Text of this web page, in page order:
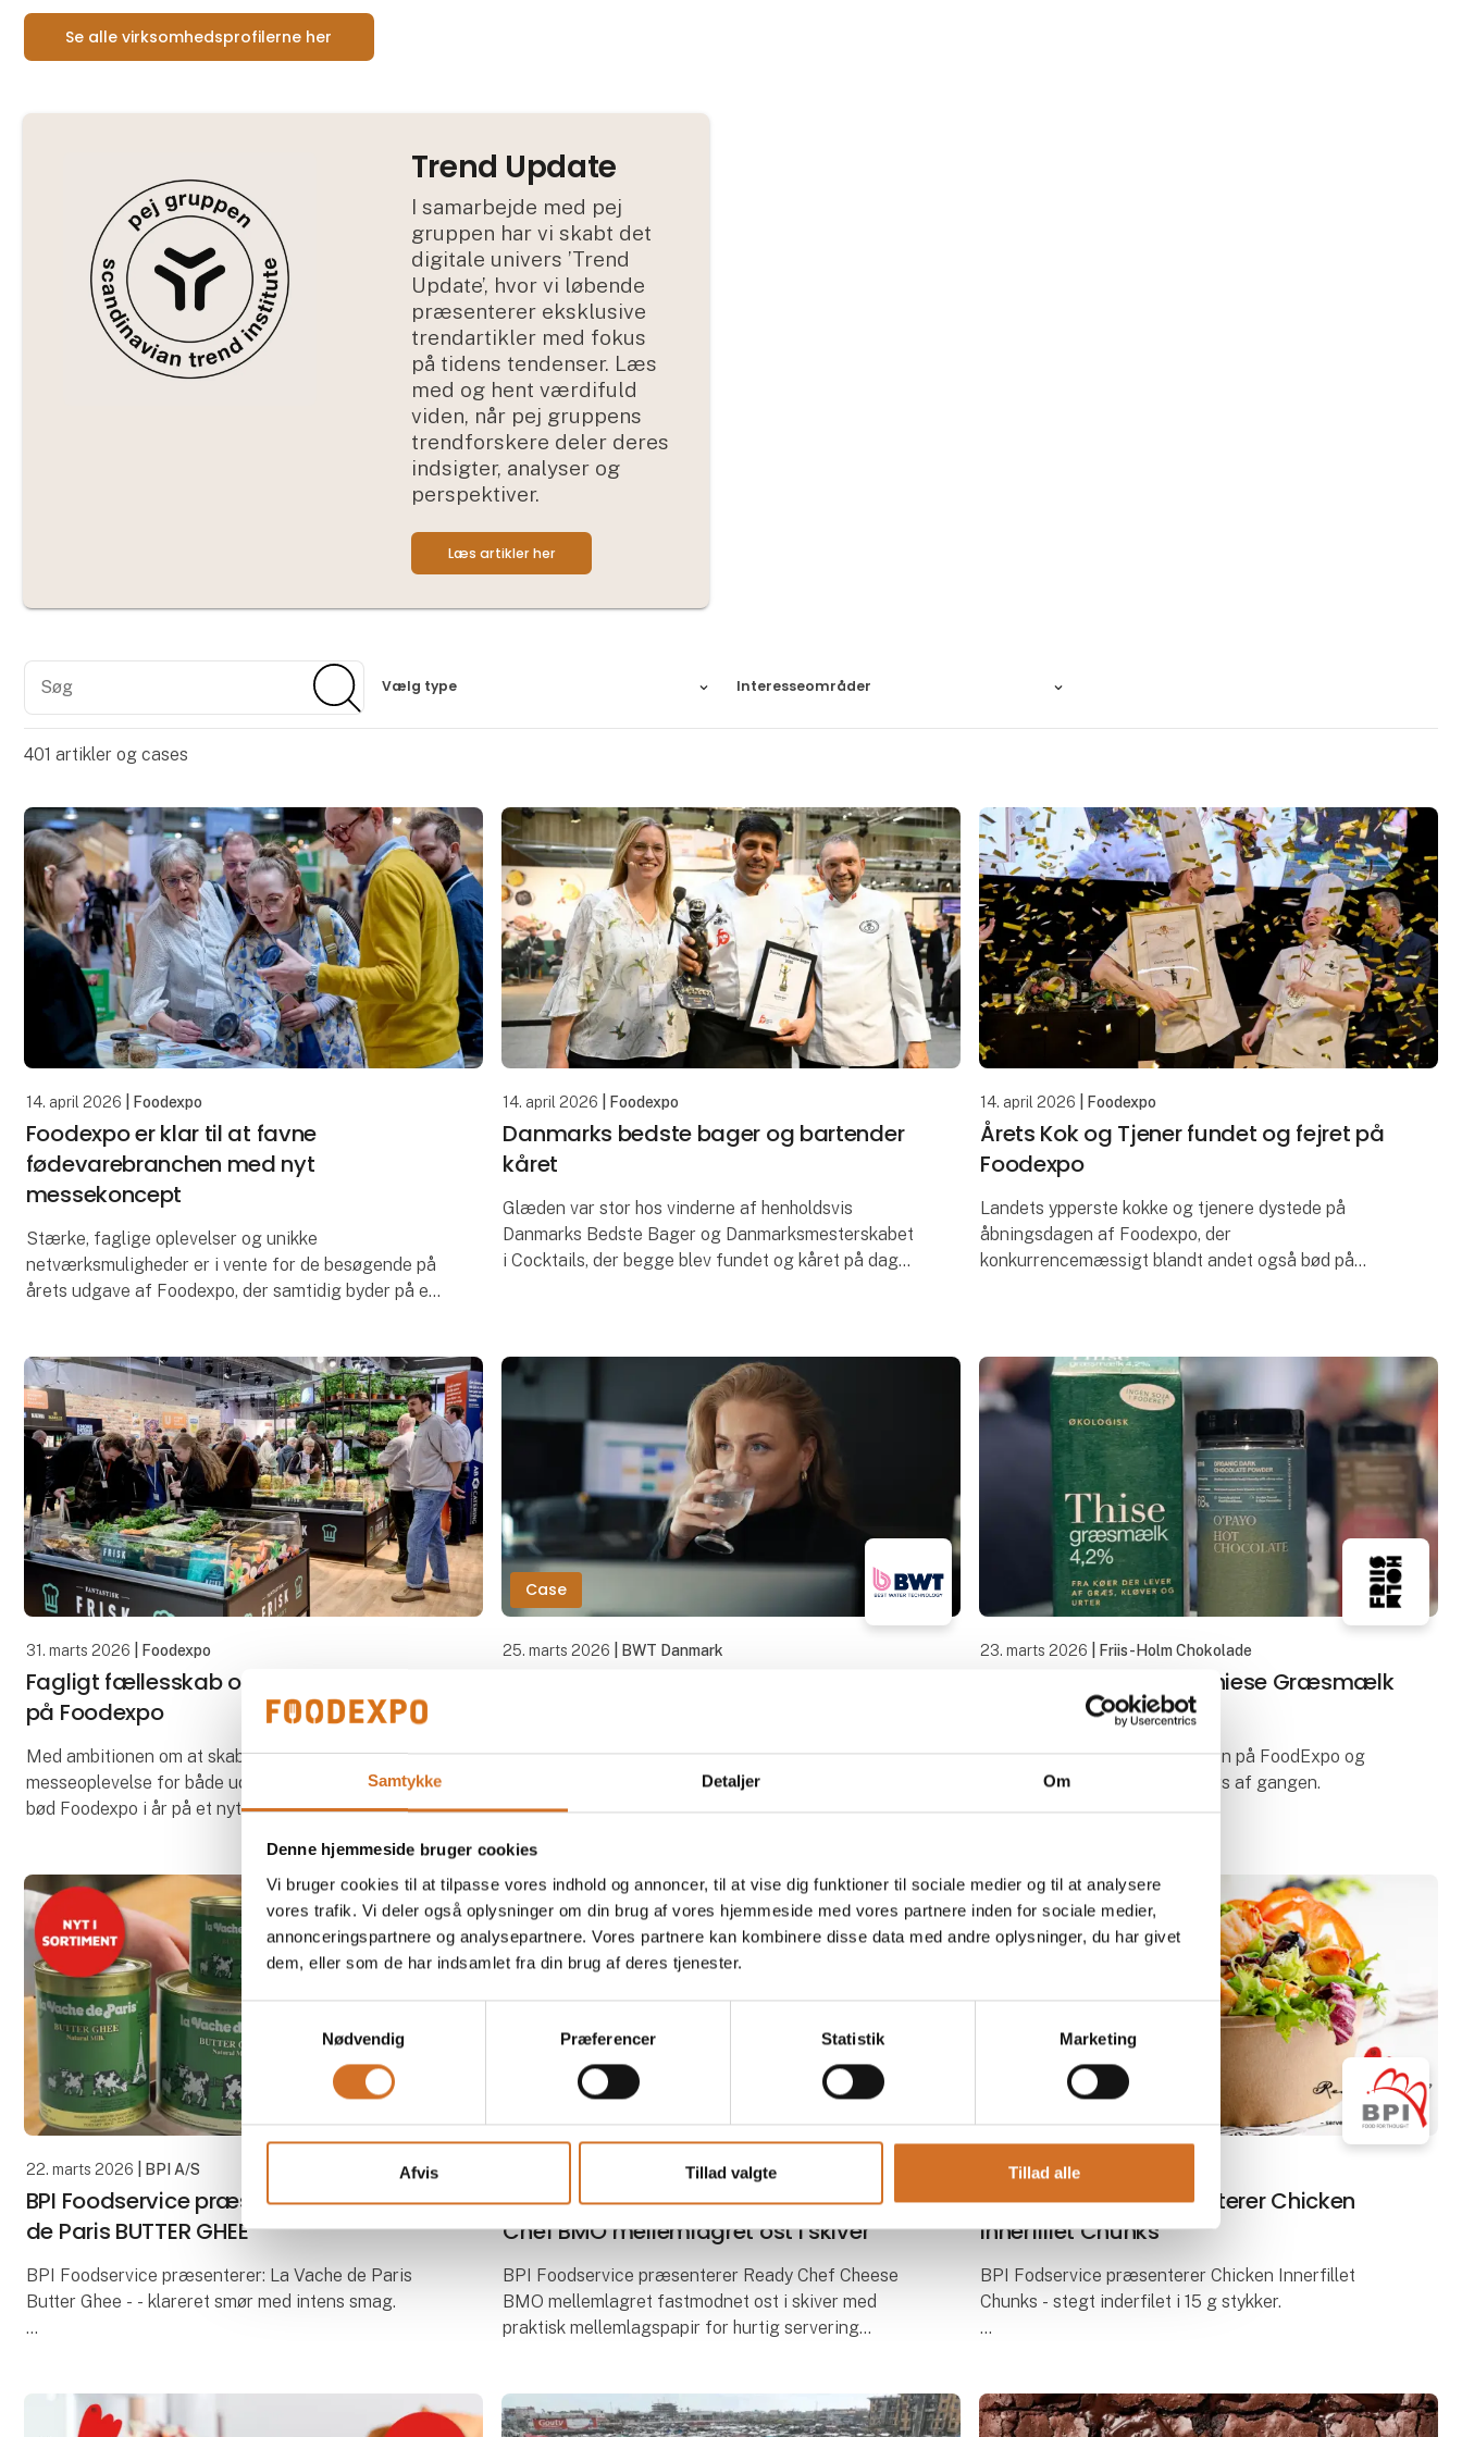
Samtykke Detaljer Om
Denne hjemmeside bruger cookies
Vi bruger cookies til at tilpasse vores indhold og annoncer, til at vise dig funktioner til sociale medier og til at analysere
vores trafik. Vi deler også oplysninger om din brug af vores hjemmeside med vores partnere inden for sociale medier,
annonceringspartnere og analysepartnere. Vores partnere kan kombinere disse data med andre oplysninger, du har givet
dem, eller som de har indsamlet fra din brug af deres tjenester.
Samtykkevalg
Nødvendig
Præferencer Statistik Marketing
Afvis Tillad valgte Tillad alle
Se alle virksomhedsprofilerne her
Trend Update
I samarbejde med pej
gruppen har vi skabt det
digitale univers ’Trend
Update’, hvor vi løbende
præsenterer eksklusive
trendartikler med fokus
på tidens tendenser. Læs
med og hent værdifuld
viden, når pej gruppens
trendforskere deler deres
indsigter, analyser og
perspektiver.
Læs artikler her
Søg
Vælg type Interesseområder
401 artikler og cases
14. april 2026 | Foodexpo
Foodexpo er klar til at favne
fødevarebranchen med nyt
messekoncept
Stærke, faglige oplevelser og unikke
netværksmuligheder er i vente for de besøgende på
årets udgave af Foodexpo, der samtidig byder på et
14. april 2026 | Foodexpo
Danmarks bedste bager og bartender
kåret
Glæden var stor hos vinderne af henholdsvis
Danmarks Bedste Bager og Danmarksmesterskabet
i Cocktails, der begge blev fundet og kåret på dag
14. april 2026 | Foodexpo
Årets Kok og Tjener fundet og fejret på
Foodexpo
Landets ypperste kokke og tjenere dystede på
åbningsdagen af Foodexpo, der
konkurrencemæssigt blandt andet også bød på
31. marts 2026 | Foodexpo
Fagligt fællesskab og fornyelse hittede
på Foodexpo
Med ambitionen om at skabe en fornyet faglig
messeoplevelse for både udstillere og besøgende
bød Foodexpo i år på et nyt messekoncept.
Case
25. marts 2026 | BWT Danmark
Hos tandklinikken Godtand på Frederiksberg har de
fået en vandkøler fra BWT i receptionen.
Den nye vandkølers kølige og filtrerede vand er
Har du en kl
23. marts 2026 | Friis-Holm Chokolade
Varm Chokolade på Thiese Græsmælk
Når man mødes på Mælkevejen på FoodExpo og
laver nye samarbejder på tværs af gangen.
Kom forbi K8180 og smag
22. marts 2026 | BPI A/S
BPI Foodservice præsenterer: La Vache
de Paris BUTTER GHEE
BPI Foodservice præsenterer: La Vache de Paris
Butter Ghee - - klareret smør med intens smag.
BPI Foodservice præsenterer: Ready
Chef BMO mellemlagret ost i skiver
BPI Foodservice præsenterer Ready Chef Cheese
BMO mellemlagret fastmodnet ost i skiver med
praktisk mellemlagspapir for hurtig servering
BMO mellemlagr
22. marts 2026
BPI Fodservice præsenterer Chicken
Innerfillet Chunks
BPI Fodservice præsenterer Chicken Innerfillet
Chunks - stegt inderfilet i 15 g stykker.
arbejde med.